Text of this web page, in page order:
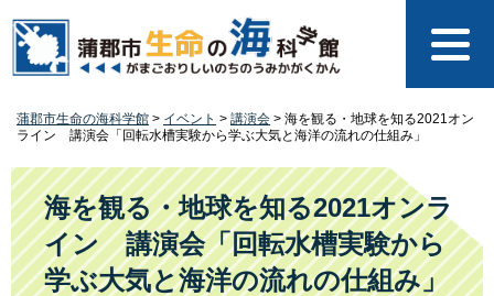
の
す
。
ー
し
て
本
文
へ
蒲郡市生命の海科学館 > イベント > 講演会 > 海を観る・地球を知る2021オン
ライン 講演会「回転水槽実験から学ぶ大気と海洋の流れの仕組み」
本
文
海を観る・地球を知る2021オンラ
イン 講演会「回転水槽実験から
学ぶ大気と海洋の流れの仕組み」